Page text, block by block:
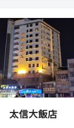
太信大飯店